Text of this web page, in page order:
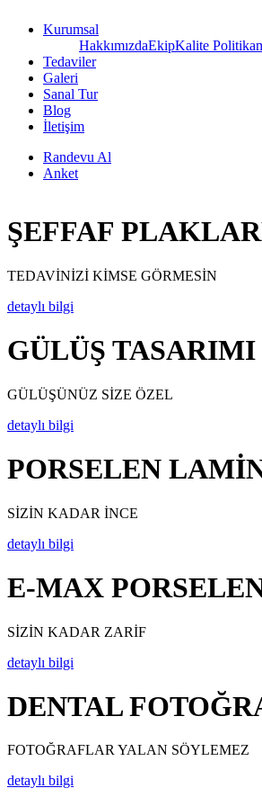
Kurumsal
HakkımızdaEkipKalite
Tedaviler
Galeri
Sanal Tur
Blog
İletişim
Randevu Al
Anket
ŞEFFAF
TEDAVİNİZİ KİMSE GÖRMESİN
detaylı bilgi
GÜLÜŞ TASARIMI
GÜLÜŞÜNÜZ SİZE ÖZEL
detaylı bilgi
PORSELEN
SİZİN KADAR İNCE
detaylı bilgi
E-MAX
SİZİN KADAR ZARİF
detaylı bilgi
DENTAL
FOTOĞRAFLAR YALAN SÖYLEMEZ
detaylı bilgi